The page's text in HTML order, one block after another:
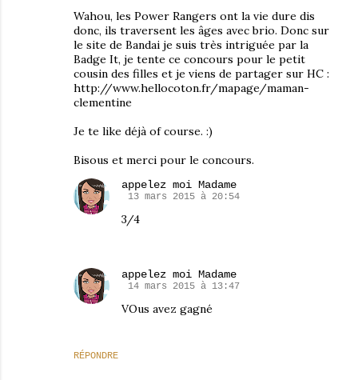
Wahou, les Power Rangers ont la vie dure dis
donc, ils traversent les âges avec brio. Donc sur
le site de Bandai je suis très intriguée par la
Badge It, je tente ce concours pour le petit
cousin des filles et je viens de partager sur HC :
http://www.hellocoton.fr/mapage/maman-
clementine
Je te like déjà of course. :)
Bisous et merci pour le concours.
RÉPONDRE
appelez moi Madame
13 mars 2015 à 20:54
3/4
appelez moi Madame
14 mars 2015 à 13:47
VOus avez gagné